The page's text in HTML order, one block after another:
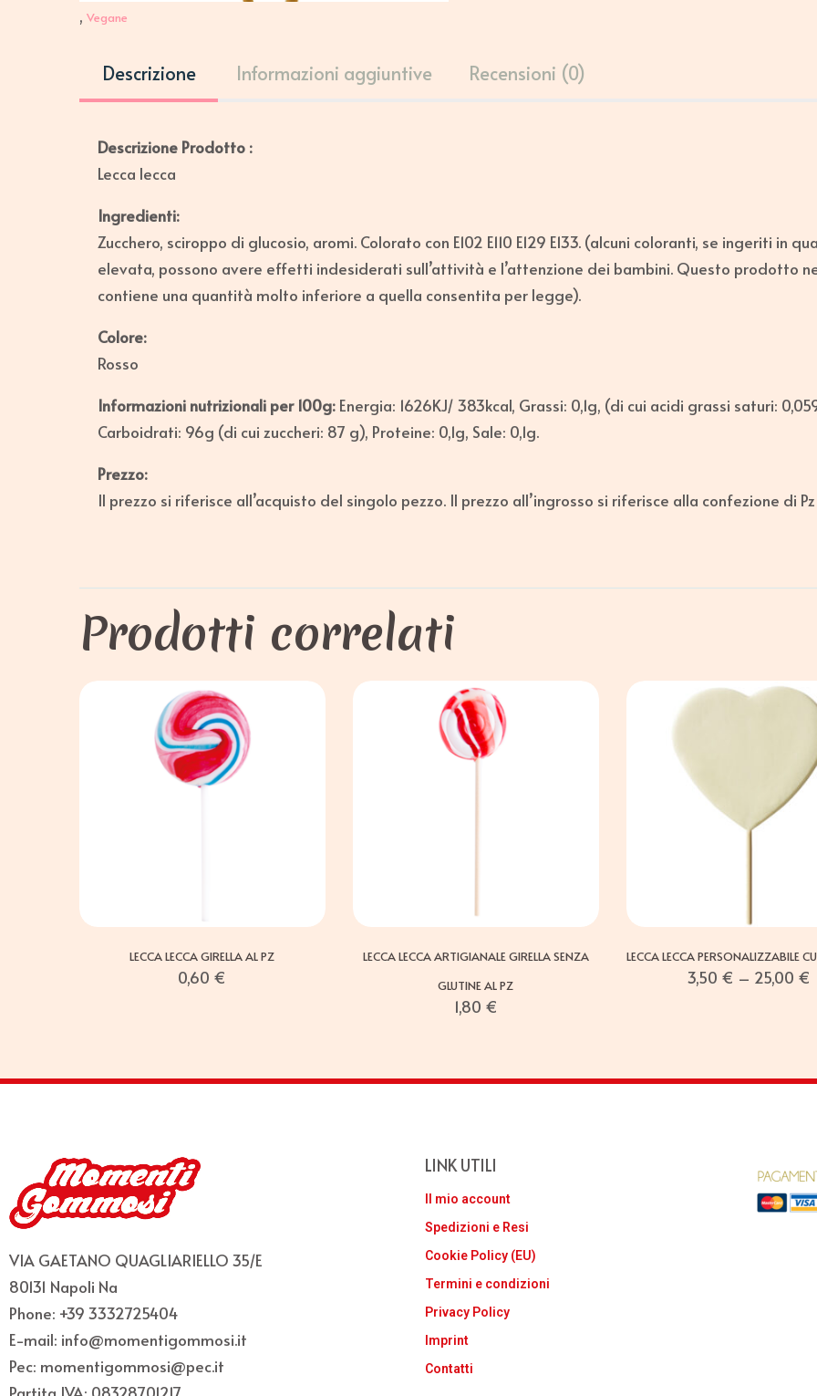
, Vegane
Descrizione Informazioni aggiuntive Recensioni (0)
Descrizione Prodotto :
Lecca lecca
Ingredienti:
Zucchero, sciroppo di glucosio, aromi. Colorato con E102 E110 E129 E133. (alcuni coloranti, se ingeriti in
elevata, possono avere effetti indesiderati sull’attività e l’attenzione dei bambini. Questo prodotto
contiene una quantità molto inferiore a quella consentita per legge).
Colore:
Rosso
Informazioni nutrizionali per 100g: Energia: 1626KJ/ 383kcal, Grassi: 0,1g, (di cui acidi grassi saturi:
Carboidrati: 96g (di cui zuccheri: 87 g), Proteine: 0,1g, Sale: 0,1g.
Prezzo:
Il prezzo si riferisce all’acquisto del singolo pezzo. Il prezzo all’ingrosso si riferisce alla confezione di
Prodotti correlati
LECCA LECCA GIRELLA AL PZ
0,60 €
LECCA LECCA ARTIGIANALE GIRELLA SENZA
GLUTINE AL PZ
1,80 €
LECCA LECCA PERSONALIZZABILE
3,50 € – 25,00 €
VIA GAETANO QUAGLIARIELLO 35/E
80131 Napoli Na
Phone: +39 3332725404
E-mail: info@momentigommosi.it
Pec: momentigommosi@pec.it
LINK UTILI
Il mio account
Spedizioni e Resi
Cookie Policy (EU)
Termini e condizioni
Privacy Policy
Imprint
Contatti